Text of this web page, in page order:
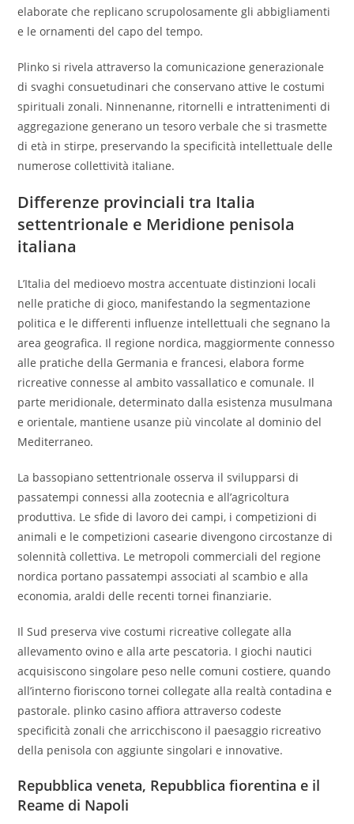
elaborate che replicano scrupolosamente gli abbigliamenti
e le ornamenti del capo del tempo.
Plinko si rivela attraverso la comunicazione generazionale
di svaghi consuetudinari che conservano attive le costumi
spirituali zonali. Ninnenanne, ritornelli e intrattenimenti di
aggregazione generano un tesoro verbale che si trasmette
di età in stirpe, preservando la specificità intellettuale delle
numerose collettività italiane.
Differenze provinciali tra Italia
settentrionale e Meridione penisola
italiana
L’Italia del medioevo mostra accentuate distinzioni locali
nelle pratiche di gioco, manifestando la segmentazione
politica e le differenti influenze intellettuali che segnano la
area geografica. Il regione nordica, maggiormente connesso
alle pratiche della Germania e francesi, elabora forme
ricreative connesse al ambito vassallatico e comunale. Il
parte meridionale, determinato dalla esistenza musulmana
e orientale, mantiene usanze più vincolate al dominio del
Mediterraneo.
La bassopiano settentrionale osserva il svilupparsi di
passatempi connessi alla zootecnia e all’agricoltura
produttiva. Le sfide di lavoro dei campi, i competizioni di
animali e le competizioni casearie divengono circostanze di
solennità collettiva. Le metropoli commerciali del regione
nordica portano passatempi associati al scambio e alla
economia, araldi delle recenti tornei finanziarie.
Il Sud preserva vive costumi ricreative collegate alla
allevamento ovino e alla arte pescatoria. I giochi nautici
acquisiscono singolare peso nelle comuni costiere, quando
all’interno fioriscono tornei collegate alla realtà contadina e
pastorale. plinko casino affiora attraverso codeste
specificità zonali che arricchiscono il paesaggio ricreativo
della penisola con aggiunte singolari e innovative.
Repubblica veneta, Repubblica fiorentina e il
Reame di Napoli